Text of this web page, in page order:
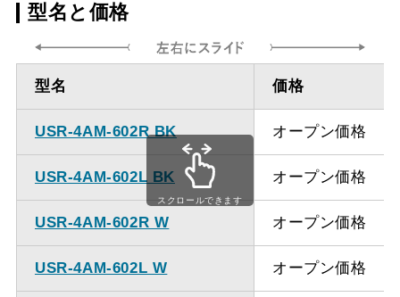
方
ダクト方向 上
方
最大寸法 905ｍｍ
型名と価格
型名 価格
USR-4AM-602R BK オープン価格
USR-4AM-602L BK オープン価格
USR-4AM-602R W オープン価格
USR-4AM-602L W オープン価格
スクロールできます